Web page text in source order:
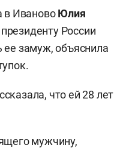
в ИвановоЮлия
России
ее замуж, объяснила
что ей 28 лет
мужчину,